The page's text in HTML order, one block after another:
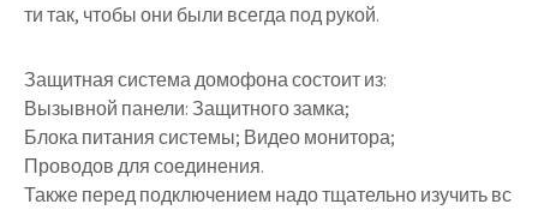
ти так, чтобы они были всегда под рукой.
Защитная система домофона состоит из:
Вызывной панели: Защитного замка;
Блока питания системы; Видео монитора;
Проводов для соединения.
Также перед подключением надо тщательно изучить вс